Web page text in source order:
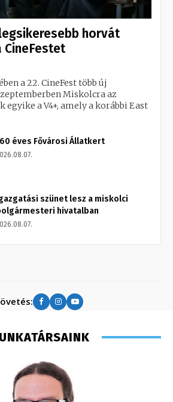
horvát
a 22. CineFest több új
Miskolcra az
egyike a V4+, amely a korábbi East
éves Fővárosi Állatkert
szünet lesz a miskolci
hivatalban